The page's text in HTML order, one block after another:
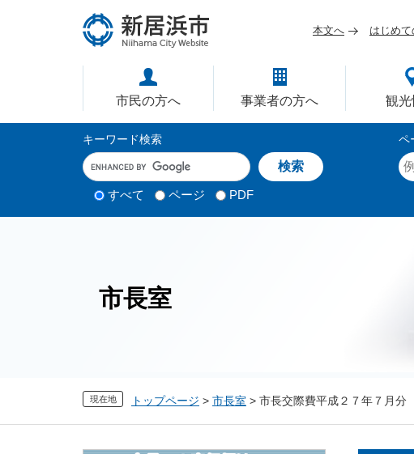
で
ば
本文へ はじめ
市民の方へ 事業者の方へ 観光
キーワード検索
キ
ー
検 すべて ページ PDF
ペ
ペ
ー
市長室
現在地 トップページ > 市長室 > 市長交際費平成２７年７月分